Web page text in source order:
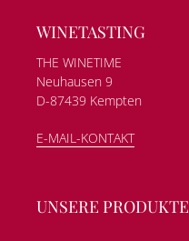
WINETASTING
THE WINETIME
Neuhausen 9
D-87439 Kempten
E-MAIL-KONTAKT
UNSERE PRODUKTE